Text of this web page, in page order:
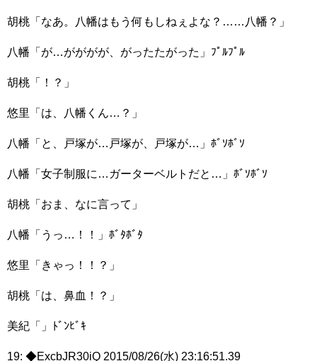
胡桃「なあ。八幡はもう何もしねぇよな？……八幡？」
八幡「が…がががが、がったたがった」ﾌﾟﾙﾌﾟﾙ
胡桃「！？」
悠里「は、八幡くん…？」
八幡「と、戸塚が…戸塚が、戸塚が…」ﾎﾞｿﾎﾞｿ
八幡「女子制服に…ガーターベルトだと…」ﾎﾞｿﾎﾞｿ
胡桃「おま、なに言って」
八幡「うっ…！！」ﾎﾞﾀﾎﾞﾀ
悠里「きゃっ！！？」
胡桃「は、鼻血！？」
美紀「」ﾄﾞﾝﾋﾞｷ
19: ◆ExcbJR30iQ 2015/08/26(水) 23:16:51.39